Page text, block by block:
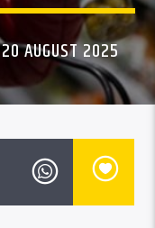
AUGUST 2025